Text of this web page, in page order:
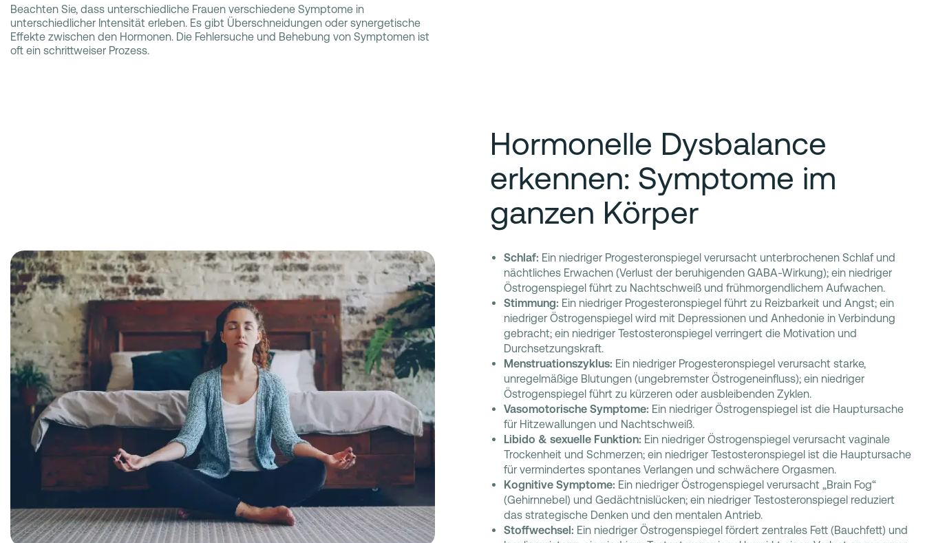
Beachten Sie, dass unterschiedliche Frauen verschiedene Symptome in
unterschiedlicher Intensität erleben. Es gibt Überschneidungen oder synergetische
Effekte zwischen den Hormonen. Die Fehlersuche und Behebung von Symptomen ist
oft ein schrittweiser Prozess.
Hormonelle Dysbalance
erkennen: Symptome im
ganzen Körper
Schlaf: Ein niedriger Progesteronspiegel verursacht unterbrochenen Schlaf und
nächtliches Erwachen (Verlust der beruhigenden GABA-Wirkung); ein niedriger
Östrogenspiegel führt zu Nachtschweiß und frühmorgendlichem Aufwachen.
Stimmung: Ein niedriger Progesteronspiegel führt zu Reizbarkeit und Angst; ein
niedriger Östrogenspiegel wird mit Depressionen und Anhedonie in Verbindung
gebracht; ein niedriger Testosteronspiegel verringert die Motivation und
Durchsetzungskraft.
Menstruationszyklus: Ein niedriger Progesteronspiegel verursacht starke,
unregelmäßige Blutungen (ungebremster Östrogeneinfluss); ein niedriger
Östrogenspiegel führt zu kürzeren oder ausbleibenden Zyklen.
Vasomotorische Symptome: Ein niedriger Östrogenspiegel ist die Hauptursache
für Hitzewallungen und Nachtschweiß.
Libido & sexuelle Funktion: Ein niedriger Östrogenspiegel verursacht vaginale
Trockenheit und Schmerzen; ein niedriger Testosteronspiegel ist die Hauptursache
für vermindertes spontanes Verlangen und schwächere Orgasmen.
Kognitive Symptome: Ein niedriger Östrogenspiegel verursacht „Brain Fog“
(Gehirnnebel) und Gedächtnislücken; ein niedriger Testosteronspiegel reduziert
das strategische Denken und den mentalen Antrieb.
Stoffwechsel: Ein niedriger Östrogenspiegel fördert zentrales Fett (Bauchfett) und